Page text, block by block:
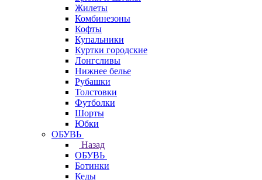
Жилеты
Комбинезоны
Кофты
Купальники
Куртки городские
Лонгсливы
Нижнее белье
Рубашки
Толстовки
Футболки
Шорты
Юбки
ОБУВЬ
Назад
ОБУВЬ
Ботинки
Кеды